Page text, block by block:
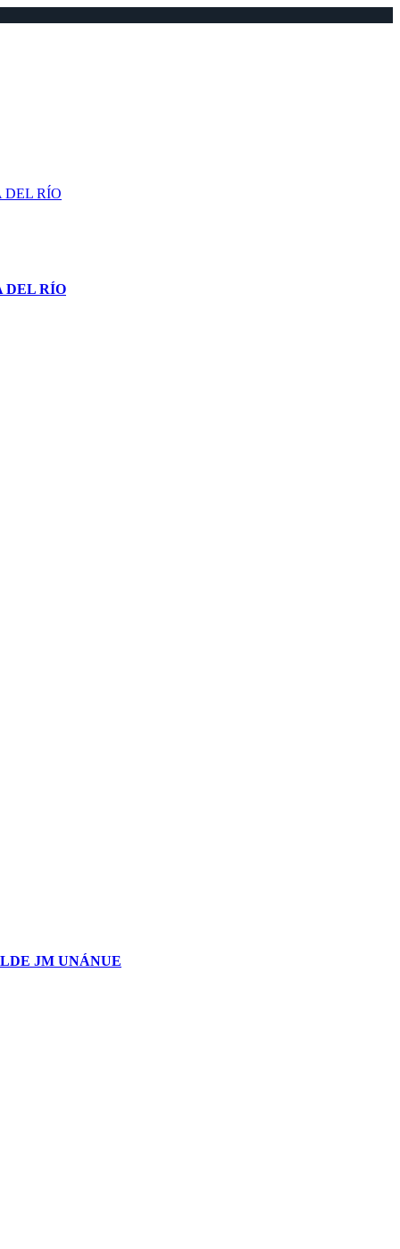
DEL RÍO
DEL RÍO
JM UNÁNUE